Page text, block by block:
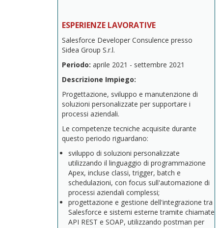
ESPERIENZE LAVORATIVE
Salesforce Developer Consulence presso
Sidea Group S.r.l.
Periodo: aprile 2021 - settembre 2021
Descrizione Impiego:
Progettazione, sviluppo e manutenzione di
soluzioni personalizzate per supportare i
processi aziendali.
Le competenze tecniche acquisite durante
questo periodo riguardano:
sviluppo di soluzioni personalizzate
utilizzando il linguaggio di programmazione
Apex, incluse classi, trigger, batch e
schedulazioni, con focus sull'automazione di
processi aziendali complessi;
progettazione e gestione dell'integrazione tra
Salesforce e sistemi esterne tramite chiamate
API REST e SOAP, utilizzando postman per